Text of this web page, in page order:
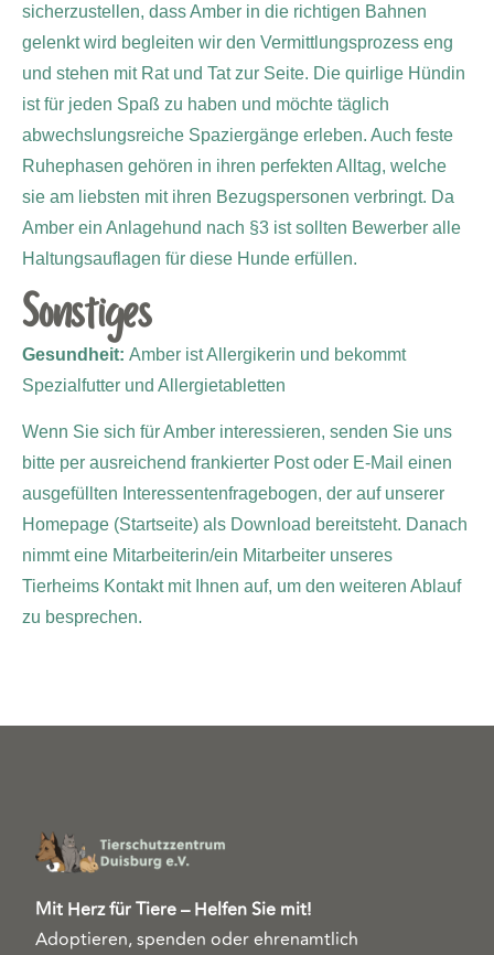
sicherzustellen, dass Amber in die richtigen Bahnen
gelenkt wird begleiten wir den Vermittlungsprozess eng
und stehen mit Rat und Tat zur Seite. Die quirlige Hündin
ist für jeden Spaß zu haben und möchte täglich
abwechslungsreiche Spaziergänge erleben. Auch feste
Ruhephasen gehören in ihren perfekten Alltag, welche
sie am liebsten mit ihren Bezugspersonen verbringt. Da
Amber ein Anlagehund nach §3 ist sollten Bewerber alle
Haltungsauflagen für diese Hunde erfüllen.
Sonstiges
Gesundheit: Amber ist Allergikerin und bekommt
Spezialfutter und Allergietabletten
Wenn Sie sich für Amber interessieren, senden Sie uns
bitte per ausreichend frankierter Post oder E-Mail einen
ausgefüllten Interessentenfragebogen, der auf unserer
Homepage (Startseite) als Download bereitsteht. Danach
nimmt eine Mitarbeiterin/ein Mitarbeiter unseres
Tierheims Kontakt mit Ihnen auf, um den weiteren Ablauf
zu besprechen.
Mit Herz für Tiere – Helfen Sie mit!
Adoptieren, spenden oder ehrenamtlich